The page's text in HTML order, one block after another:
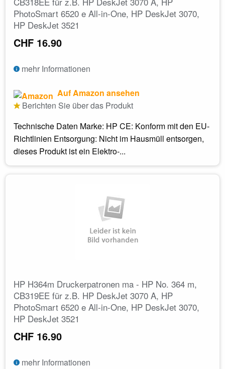
PhotoSmart 6520 e All-in-One, HP DeskJet 3070,
HP DeskJet 3521
CHF 16.90
mehr Informationen
Auf Amazon ansehen
Berichten Sie über das Produkt
Technische Daten Marke: HP CE: Konform mit den EU-
Richtlinien Entsorgung: Nicht im Hausmüll entsorgen,
dieses Produkt ist ein Elektro-...
HP H364m Druckerpatronen ma - HP No. 364 m,
CB319EE für z.B. HP DeskJet 3070 A, HP
PhotoSmart 6520 e All-in-One, HP DeskJet 3070,
HP DeskJet 3521
CHF 16.90
mehr Informationen